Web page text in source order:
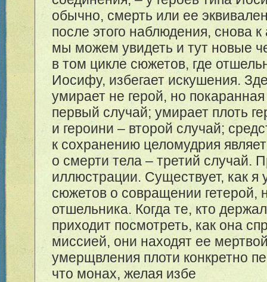
обычно, смерть или ее
после этого наблюдения, снова
мы можем увидеть и тут новые
в том цикле сюжетов, где
Иосифу, избегает искушения.
умирает не герой, но
первый случай; умирает плоть
и героини – второй случай;
к сохранению целомудрия
о смерти тела – третий случай.
иллюстрации. Существует, как я
сюжетов о совращении гетерой,
отшельника. Когда те, кто
приходит посмотреть, как она
миссией, они находят ее
умерщвления плоти конкретно
что монах, желая избе